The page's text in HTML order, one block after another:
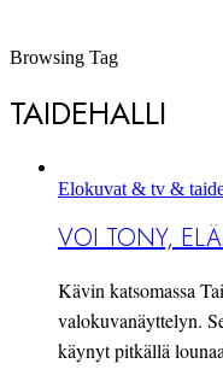
Browsing Tag
TAIDEHALLI
Elokuvat & tv &
VOI TONY,
Kävin katsomassa
valokuvanäyttelyn.
käynyt pitkällä